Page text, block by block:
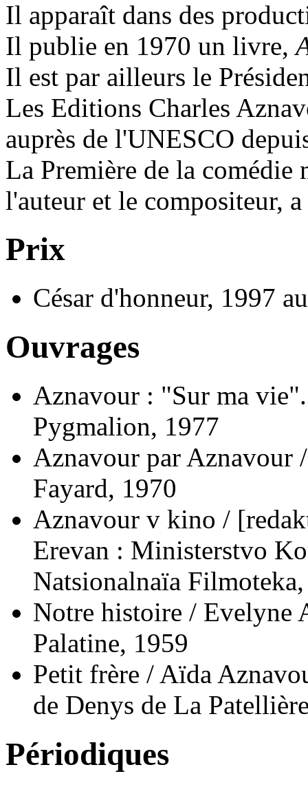
Il apparaît dans des
Il publie en 1970 un livre,
Il est par ailleurs le
Les Editions Charles
auprès de l'UNESCO
La Première de la comédie
l'auteur et le compositeur,
Prix
César d'honneur, 1997
Ouvrages
Aznavour : "Sur ma
Pygmalion, 1977
Aznavour par Aznavour
Fayard, 1970
Aznavour v kino /
Erevan : Ministerstvo
Natsionalnaïa
Notre histoire / Evelyne
Palatine, 1959
Petit frère / Aïda
de Denys de La
Périodiques